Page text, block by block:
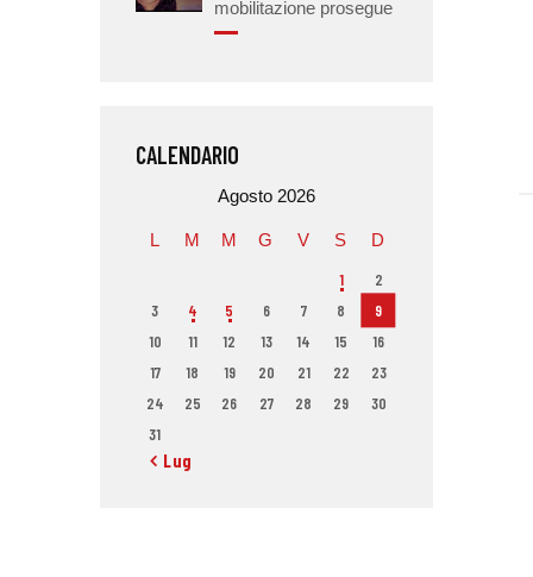
mobilitazione prosegue
CALENDARIO
Agosto 2026
L M M G V S D
1
2
3
4 5 6 7 8
9
10
11 12 13 14 15
16
17
18 19 20 21 22
23
24
25 26 27 28 29
30
31
« Lug